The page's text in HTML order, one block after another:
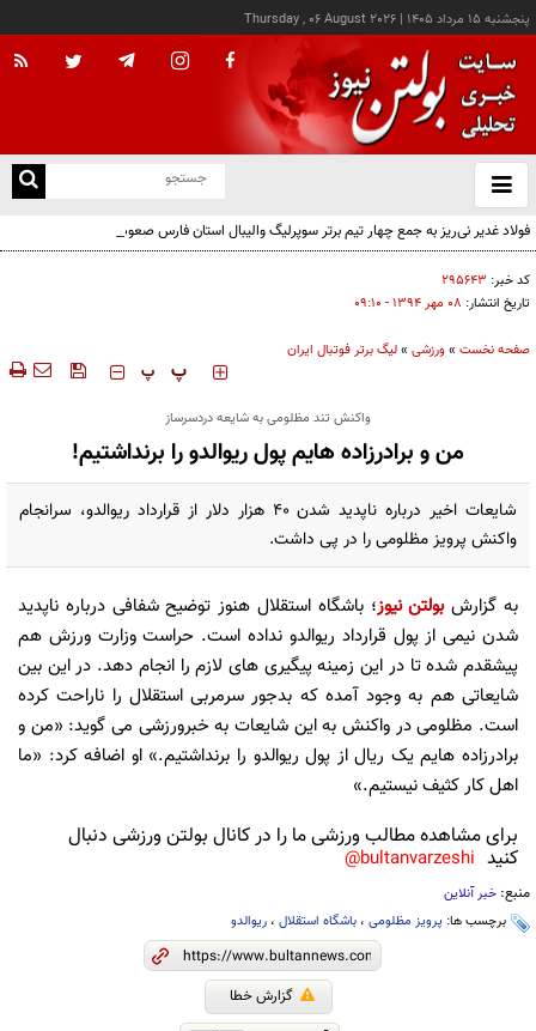
پنجشنبه ۱۵ مرداد ۱۴۰۵ |
Thursday , 06 August 2026
باز
و
فولاد غدیر نی‌ریز به جمع چهار تیم برتر سوپرلیگ والیبال استان فارس صعود کرد
کد خبر: ۲۹۵۶۴۳
تاریخ انتشار: ۰۸ مهر ۱۳۹۴ - ۰۹:۱۰
صفحه نخست »ورزشی »لیگ برتر فوتبال ایران
‍‍‍ پ پ
واکنش تند مظلومی به شایعه دردسرساز
من و برادرزاده هایم پول ریوالدو را برنداشتیم!
شایعات اخیر درباره ناپدید شدن 40 هزار دلار از قرارداد ریوالدو، سرانجام
واکنش پرویز مظلومی را در پی داشت.
به گزارشبولتن نیوز؛ باشگاه استقلال هنوز توضیح شفافی درباره ناپدید
شدن نیمی از پول قرارداد ریوالدو نداده است. حراست وزارت ورزش هم
پیشقدم شده تا در این زمینه پیگیری های لازم را انجام دهد. در این بین
شایعاتی هم به وجود آمده که بدجور سرمربی استقلال را ناراحت کرده
است. مظلومی در واکنش به این شایعات به خبرورزشی می گوید: «من و
برادرزاده هایم یک ریال از پول ریوالدو را برنداشتیم.» او اضافه کرد: «ما
اهل کار کثیف نیستیم.»
برای مشاهده مطالب ورزشی ما را در کانال بولتن ورزشی دنبال
کنید bultanvarzeshi@
منبع: خبر آنلاین
برچسب ها: پرویز مظلومی ، باشگاه استقلال ، ریوالدو
گزارش خطا